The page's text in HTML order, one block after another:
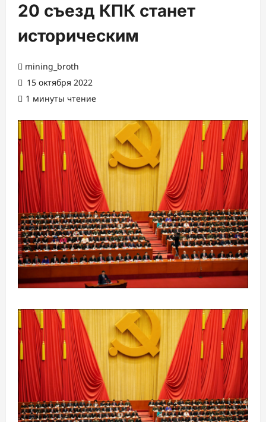
20 съезд КПК станет
историческим
mining_broth
15 октября 2022
1 минуты чтение